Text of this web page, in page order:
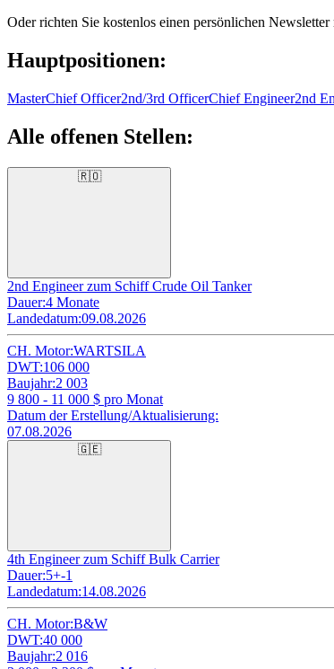
Oder richten Sie kostenlos einen persönlichen
Hauptpositionen:
MasterChief Officer2nd/3rd OfficerChief Engineer2nd
Alle offenen Stellen:
🇷🇴
2nd Engineer zum Schiff Crude Oil Tanker
Dauer:4 Monate
Landedatum:09.08.2026
CH. Motor:WARTSILA
DWT:106 000
Baujahr:2 003
9 800 - 11 000 $ pro Monat
Datum der Erstellung/Aktualisierung:
07.08.2026
🇬🇪
4th Engineer zum Schiff Bulk Carrier
Dauer:5+-1
Landedatum:14.08.2026
CH. Motor:B&W
DWT:40 000
Baujahr:2 016